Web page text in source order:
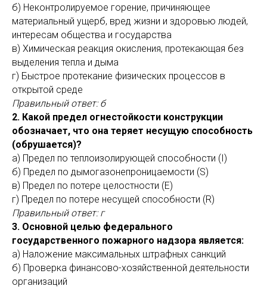
б) Неконтролируемое горение, причиняющее
материальный ущерб, вред жизни и здоровью людей,
интересам общества и государства
в) Химическая реакция окисления, протекающая без
выделения тепла и дыма
г) Быстрое протекание физических процессов в
открытой среде
Правильный ответ: б
2. Какой предел огнестойкости конструкции
обозначает, что она теряет несущую способность
(обрушается)?
а) Предел по теплоизолирующей способности (I)
б) Предел по дымогазонепроницаемости (S)
в) Предел по потере целостности (E)
г) Предел по потере несущей способности (R)
Правильный ответ: г
3. Основной целью федерального
государственного пожарного надзора является:
а) Наложение максимальных штрафных санкций
б) Проверка финансово-хозяйственной деятельности
организаций